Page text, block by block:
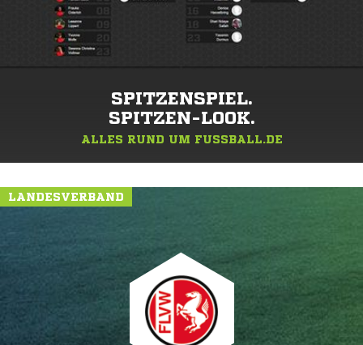
SPITZENSPIEL.
SPITZEN-LOOK.
ALLES RUND UM FUSSBALL.DE
LANDESVERBAND